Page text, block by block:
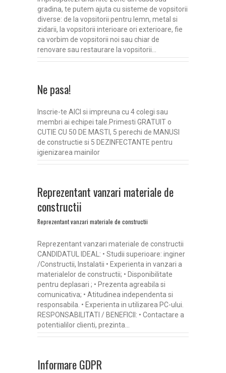
gradina, te putem ajuta cu sisteme de vopsitorii
diverse: de la vopsitorii pentru lemn, metal si
zidarii, la vopsitorii interioare ori exterioare, fie
ca vorbim de vopsitorii noi sau chiar de
renovare sau restaurare la vopsitorii…
Ne pasa!
Inscrie-te AICI si impreuna cu 4 colegi sau
membri ai echipei tale.Primesti GRATUIT o
CUTIE CU 50 DE MASTI, 5 perechi de MANUSI
de constructie si 5 DEZINFECTANTE pentru
igienizarea mainilor
Reprezentant vanzari materiale de
constructii
Reprezentant vanzari materiale de constructii
Reprezentant vanzari materiale de constructii
CANDIDATUL IDEAL: • Studii superioare: inginer
/Constructii, Instalatii • Experienta in vanzari a
materialelor de constructii; • Disponibilitate
pentru deplasari ; • Prezenta agreabila si
comunicativa; • Atitudinea independenta si
responsabila. • Experienta in utilizarea PC-ului.
RESPONSABILITATI / BENEFICII: • Contactare a
potentialilor clienti, prezinta…
Informare GDPR